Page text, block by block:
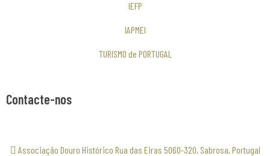
IEFP
IAPMEI
TURISMO de PORTUGAL
Contacte-nos
Associação Douro Histórico Rua das Eiras 5060-320, Sabrosa, Portugal